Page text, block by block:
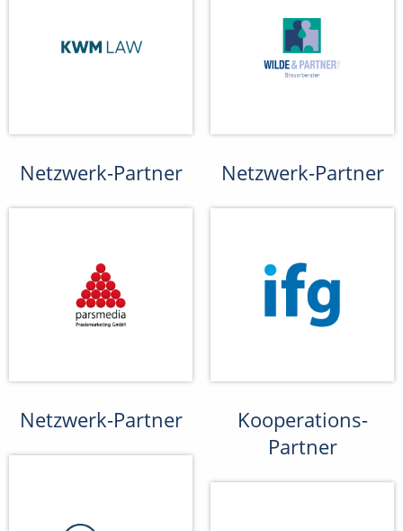
Netzwerk-Partner Netzwerk-Partner
Netzwerk-Partner
Kooperations-
Partner